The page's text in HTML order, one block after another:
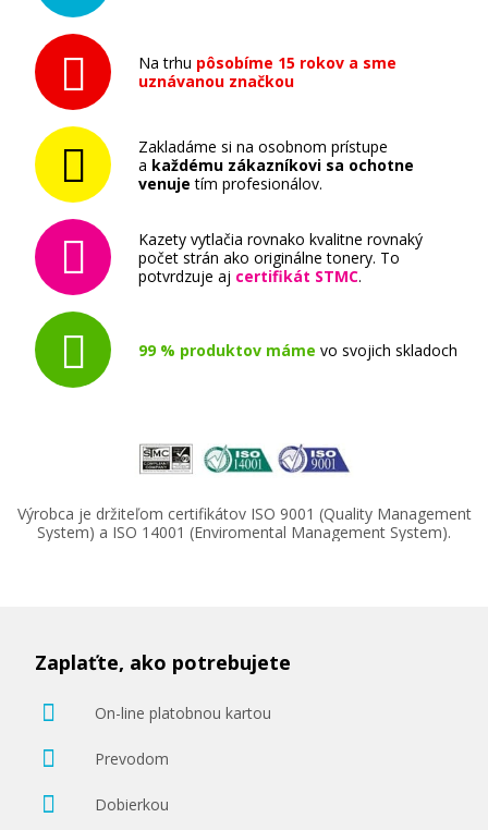
Na trhu pôsobíme 15 rokov a sme
uznávanou značkou
Zakladáme si na osobnom prístupe
a každému zákazníkovi sa ochotne
venuje tím profesionálov.
Kazety vytlačia rovnako kvalitne rovnaký
počet strán ako originálne tonery. To
potvrdzuje aj certifikát STMC.
99 % produktov máme vo svojich skladoch
Výrobca je držiteľom certifikátov ISO 9001 (Quality Management
System) a ISO 14001 (Enviromental Management System).
Zaplaťte, ako potrebujete
On-line platobnou kartou
Prevodom
Dobierkou